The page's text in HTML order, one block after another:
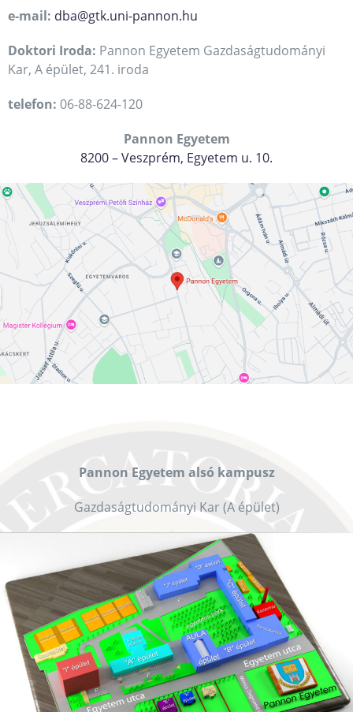
e-mail: dba@gtk.uni-pannon.hu
Doktori Iroda: Pannon Egyetem Gazdaságtudományi
Kar, A épület, 241. iroda
telefon: 06-88-624-120
Pannon Egyetem
8200 – Veszprém, Egyetem u. 10.
Pannon Egyetem alsó kampusz
Gazdaságtudományi Kar (A épület)